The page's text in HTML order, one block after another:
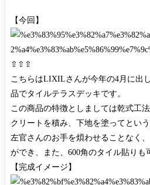
【今回】
⇧⇧⇧
こちらはLIXILさんが今年の4月に出
品でタイルテラスデッキです。
この商品の特徴としましては乾式工
クリートを積み、下地を塗ってとい
左官さんのお手を煩わせることなく
ができ、また、600角のタイル貼りも
【完成イメージ】